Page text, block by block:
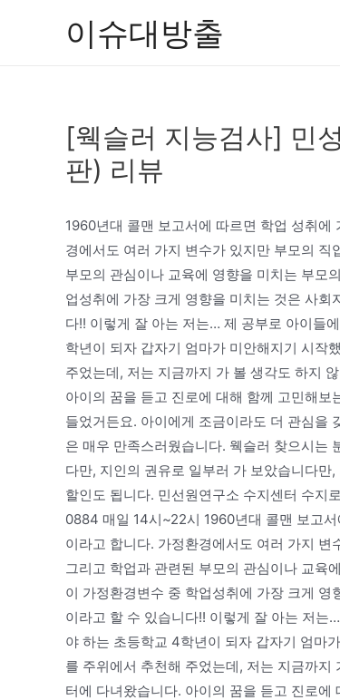
이슈대방출
[웩슬러 지능검사] 민
판) 리뷰
1960년대 콜맨 보고서에 따르면 학업 성취
경에서도 여러 가지 변수가 있지만 부모의 직
부모의 관심이나 교육에 영향을 미치는 부모
업성취에 가장 크게 영향을 미치는 것은 사
다!! 이렇게 잘 아는 저는… 제 공부로 아이들
학년이 되자 갑자기 엄마가 미안해지기 시작
주었는데, 저는 지금까지 가 볼 생각도 하지
아이의 꿈을 듣고 진로에 대해 함께 고민해
들었거든요. 아이에게 조금이라도 더 관심을
은 매우 만족스러웠습니다. 웩슬러 찾으시는
다만, 지인의 권유로 일부러 가 보았습니다
할인도 됩니다. 민선원연구소 수지센터 수
0884 매일 14시~22시 1960년대 콜맨 보고
이라고 합니다. 가정환경에서도 여러 가지 변
그리고 학업과 관련된 부모의 관심이나 교육
이 가정환경변수 중 학업성취에 가장 크게
이라고 할 수 있습니다!! 이렇게 잘 아는 저는
야 하는 초등학교 4학년이 되자 갑자기 엄마
를 주위에서 추천해 주었는데, 저는 지금까
터에 다녀왔습니다. 아이의 꿈을 듣고 진로